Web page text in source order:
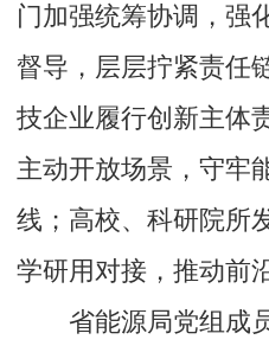
门加强统筹协调，强
督导，层层拧紧责任
技企业履行创新主体
主动开放场景，守牢
线；高校、科研院所
学研用对接，推动前
省能源局党组成